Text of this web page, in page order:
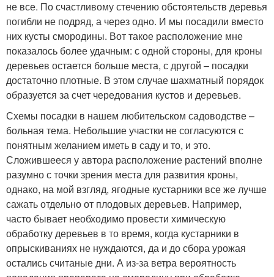
не все. По счастливому стечению обстоятельств деревья
погибли не подряд, а через одно. И мы посадили вместо
них кусты смородины. Вот такое расположение мне
показалось более удачным: с одной стороны, для кроны
деревьев остается больше места, с другой – посадки
достаточно плотные. В этом случае шахматный порядок
образуется за счет чередования кустов и деревьев.
Схемы посадки в нашем любительском садоводстве –
больная тема. Небольшие участки не согласуются с
понятным желанием иметь в саду и то, и это.
Сложившееся у автора расположение растений вполне
разумно с точки зрения места для развития кроны,
однако, на мой взгляд, ягодные кустарники все же лучше
сажать отдельно от плодовых деревьев. Например,
часто бывает необходимо провести химическую
обработку деревьев в то время, когда кустарники в
опрыскиваниях не нуждаются, да и до сбора урожая
остались считаные дни. А из-за ветра вероятность